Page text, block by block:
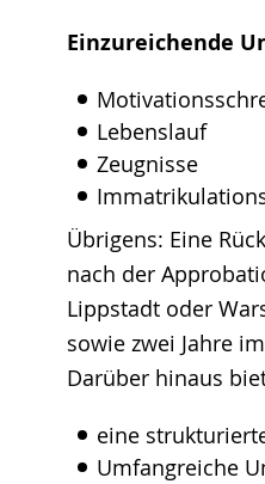
Einzureichende
Lebenslauf
Zeugnisse
Übrigens: Eine
nach der
Lippstadt oder
sowie zwei Jahre
Darüber hinaus
eine
Umfangreiche